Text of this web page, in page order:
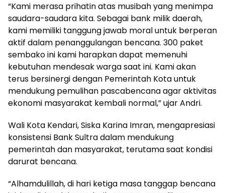
“Kami merasa prihatin atas musibah yang menimpa
saudara-saudara kita. Sebagai bank milik daerah,
kami memiliki tanggung jawab moral untuk berperan
aktif dalam penanggulangan bencana. 300 paket
sembako ini kami harapkan dapat memenuhi
kebutuhan mendesak warga saat ini. Kami akan
terus bersinergi dengan Pemerintah Kota untuk
mendukung pemulihan pascabencana agar aktivitas
ekonomi masyarakat kembali normal,” ujar Andri.
Wali Kota Kendari, Siska Karina Imran, mengapresiasi
konsistensi Bank Sultra dalam mendukung
pemerintah dan masyarakat, terutama saat kondisi
darurat bencana.
“Alhamdulillah, di hari ketiga masa tanggap bencana